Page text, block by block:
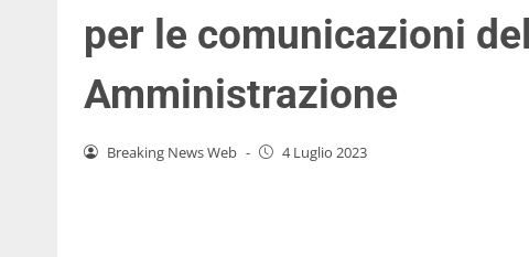
per le comunicazioni
Amministrazione
Breaking News Web - 4 Luglio 2023